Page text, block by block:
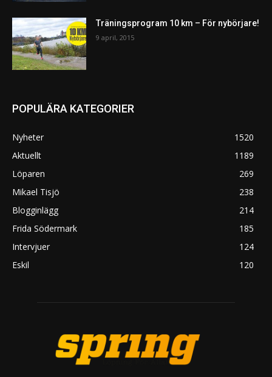
Träningsprogram 10 km – För nybörjare!
9 april, 2015
POPULÄRA KATEGORIER
Nyheter
1520
Aktuellt
1189
Löparen
269
Mikael Tisjö
238
Blogginlägg
214
Frida Södermark
185
Intervjuer
124
Eskil
120